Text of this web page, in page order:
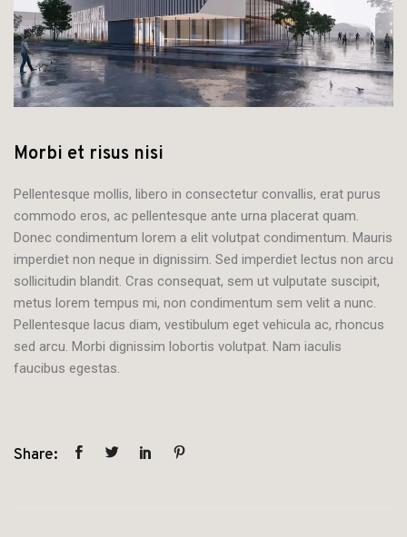
Morbi et risus nisi
Pellentesque mollis, libero in consectetur convallis, erat purus
commodo eros, ac pellentesque ante urna placerat quam.
Donec condimentum lorem a elit volutpat condimentum. Mauris
imperdiet non neque in dignissim. Sed imperdiet lectus non arcu
sollicitudin blandit. Cras consequat, sem ut vulputate suscipit,
metus lorem tempus mi, non condimentum sem velit a nunc.
Pellentesque lacus diam, vestibulum eget vehicula ac, rhoncus
sed arcu. Morbi dignissim lobortis volutpat. Nam iaculis
faucibus egestas.
Share: